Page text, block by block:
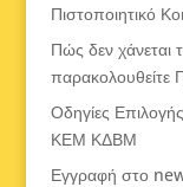
Πιστοποιητικό
Πώς δεν χάνεται
παρακολουθείτε
Οδηγίες
ΚΕΜ ΚΔΒΜ
Εγγραφή στο